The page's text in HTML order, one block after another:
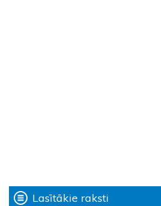
Lasītākie raksti